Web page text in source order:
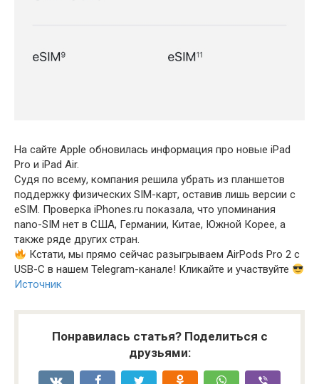
На сайте Apple обновилась информация про новые iPad
Pro и iPad Air.
Судя по всему, компания решила убрать из планшетов
поддержку физических SIM-карт, оставив лишь версии с
eSIM. Проверка iPhones.ru показала, что упоминания
nano-SIM нет в США, Германии, Китае, Южной Корее, а
также ряде других стран.
Кстати, мы прямо сейчас разыгрываем AirPods Pro 2 с
USB-C в нашем Telegram-канале! Кликайте и участвуйте
Источник
Понравилась статья? Поделиться с
друзьями: